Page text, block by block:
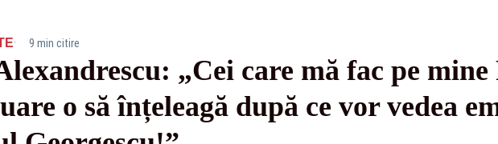
· 9 min citire
„Cei care mă fac pe
o să înțeleagă după ce vor vedea